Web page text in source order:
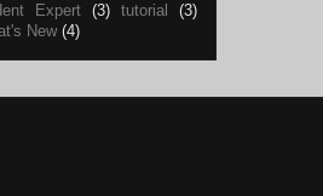
Expert (3) tutorial
(3)
New (4)